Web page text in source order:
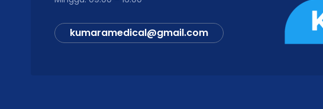
kumaramedical@gmail.com